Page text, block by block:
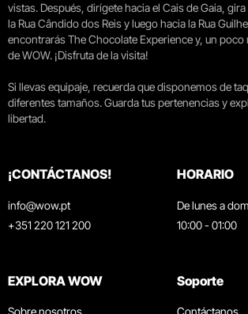
vistas. Después, dirígete hacia el Cais de Gaia,
la Rua Cândido dos Reis y luego hacia la Rua
encontrarás The Chocolate Experience y, un poco
de WOW. ¡Disfruta de la visita!
Si llevas equipaje, recuerda que disponemos de
diferentes tamaños. Guarda tus pertenencias y
libertad.
¡CONTÁCTANOS!
info@wow.pt
+351 220 121 200
HORARIO
De lunes a
10:00 - 01:00
EXPLORA WOW
Sobre nosotros
Soporte
Contáctanos